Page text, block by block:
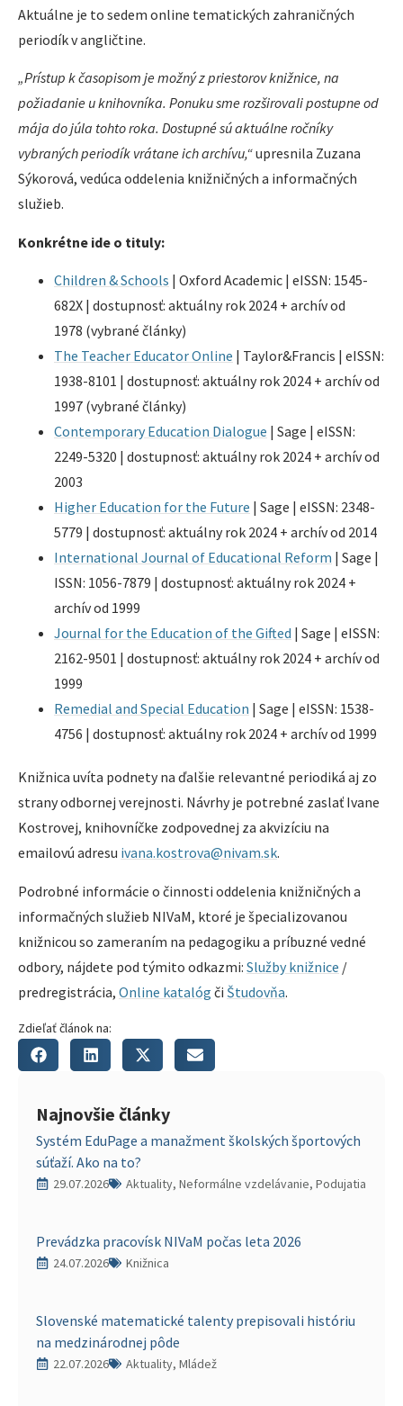
Aktuálne je to sedem online tematických zahraničných
periodík v angličtine.
„Prístup k časopisom je možný z priestorov knižnice, na
požiadanie u knihovníka. Ponuku sme rozširovali postupne od
mája do júla tohto roka. Dostupné sú aktuálne ročníky
vybraných periodík vrátane ich archívu,“upresnila Zuzana
Sýkorová, vedúca oddelenia knižničných a informačných
služieb.
Konkrétne ide o tituly:
Children & Schools | Oxford Academic | eISSN: 1545-
682X | dostupnosť: aktuálny rok 2024 + archív od
1978 (vybrané články)
The Teacher Educator Online | Taylor&Francis | eISSN:
1938-8101 | dostupnosť: aktuálny rok 2024 + archív od
1997 (vybrané články)
Contemporary Education Dialogue | Sage | eISSN:
2249-5320 | dostupnosť: aktuálny rok 2024 + archív od
2003
Higher Education for the Future | Sage | eISSN: 2348-
5779 | dostupnosť: aktuálny rok 2024 + archív od 2014
International Journal of Educational Reform | Sage |
ISSN: 1056-7879 | dostupnosť: aktuálny rok 2024 +
archív od 1999
Journal for the Education of the Gifted | Sage | eISSN:
2162-9501 | dostupnosť: aktuálny rok 2024 + archív od
1999
Remedial and Special Education | Sage | eISSN: 1538-
4756 | dostupnosť: aktuálny rok 2024 + archív od 1999
Knižnica uvíta podnety na ďalšie relevantné periodiká aj zo
strany odbornej verejnosti. Návrhy je potrebné zaslať Ivane
Kostrovej, knihovníčke zodpovednej za akvizíciu na
emailovú adresu ivana.kostrova@nivam.sk.
Podrobné informácie o činnosti oddelenia knižničných a
informačných služieb NIVaM, ktoré je špecializovanou
knižnicou so zameraním na pedagogiku a príbuzné vedné
odbory, nájdete pod týmito odkazmi: Služby knižnice /
predregistrácia, Online katalóg či Študovňa.
Zdieľať článok na:
Najnovšie články
Systém EduPage a manažment školských športových
súťaží. Ako na to?
29.07.2026 Aktuality, Neformálne vzdelávanie, Podujatia
Prevádzka pracovísk NIVaM počas leta 2026
24.07.2026 Knižnica
Slovenské matematické talenty prepisovali históriu
na medzinárodnej pôde
22.07.2026 Aktuality, Mládež